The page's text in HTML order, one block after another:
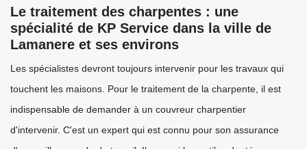
Le traitement des charpentes : une
spécialité de KP Service dans la ville de
Lamanere et ses environs
Les spécialistes devront toujours intervenir pour les travaux qui
touchent les maisons. Pour le traitement de la charpente, il est
indispensable de demander à un couvreur charpentier
d'intervenir. C'est un expert qui est connu pour son assurance